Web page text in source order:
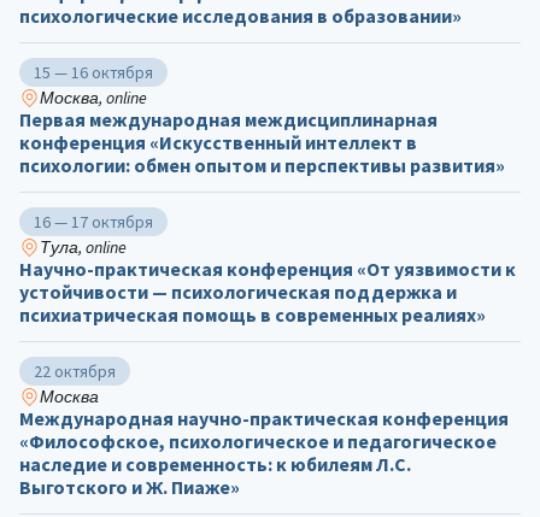
психологические исследования в образовании»
15 — 16 октября
Москва, online
Первая международная междисциплинарная
конференция «Искусственный интеллект в
психологии: обмен опытом и перспективы развития»
16 — 17 октября
Тула, online
Научно-практическая конференция «От уязвимости к
устойчивости — психологическая поддержка и
психиатрическая помощь в современных реалиях»
22 октября
Москва
Международная научно-практическая конференция
«Философское, психологическое и педагогическое
наследие и современность: к юбилеям Л.С.
Выготского и Ж. Пиаже»